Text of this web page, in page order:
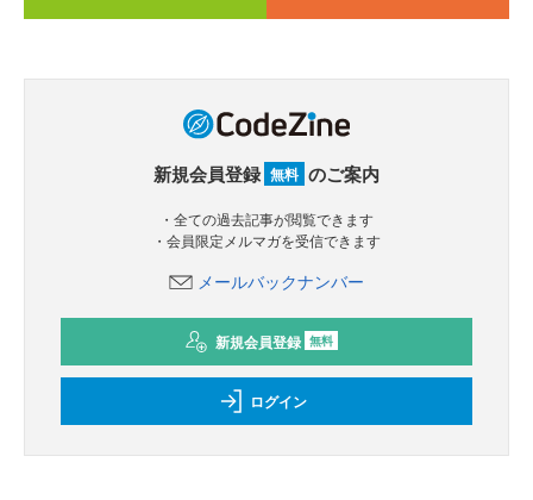
新規会員登録 無料 のご案内
・全ての過去記事が閲覧できます
・会員限定メルマガを受信できます
メールバックナンバー
新規会員登録 無料
ログイン